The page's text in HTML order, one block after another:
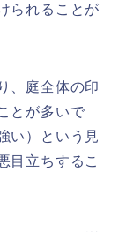
られることが
、庭全体の印
とが多いで
い）という見
目立ちするこ